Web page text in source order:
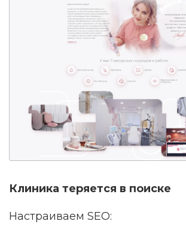
Клиника теряется в поиске
Настраиваем SEO: